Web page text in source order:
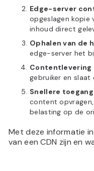
Edge-server
opgeslagen kopie
inhoud direct
Ophalen van de
edge-server het
Contentlevering
gebruiker en
Snellere
content
belasting op de
Met deze informatie
van een CDN zijn en